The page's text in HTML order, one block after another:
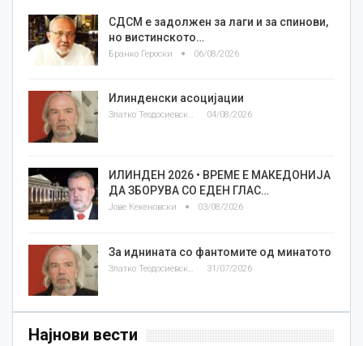
СДСМ е задолжен за лаги и за спинови,
но вистинското…
Бранко Героски 06/08/2026
Илинденски асоцијации
Златко Теодосиевски 04/08/2026
ИЛИНДЕН 2026 • ВРЕМЕ Е МАКЕДОНИЈА
ДА ЗБОРУВА СО ЕДЕН ГЛАС…
Јове Кекеновски 03/08/2026
За иднината со фантомите од минатото
31/07/2026
Најнови вести